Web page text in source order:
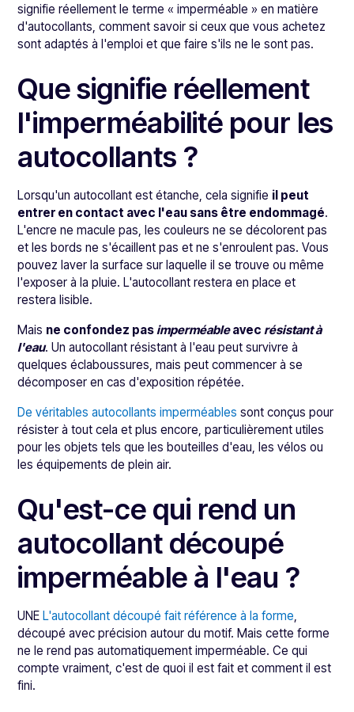
signifie réellement le terme « imperméable » en matière
d'autocollants, comment savoir si ceux que vous achetez
sont adaptés à l'emploi et que faire s'ils ne le sont pas.
Que signifie réellement
l'imperméabilité pour les
autocollants ?
Lorsqu'un autocollant est étanche, cela signifie il peut
entrer en contact avec l'eau sans être endommagé.
L'encre ne macule pas, les couleurs ne se décolorent pas
et les bords ne s'écaillent pas et ne s'enroulent pas. Vous
pouvez laver la surface sur laquelle il se trouve ou même
l'exposer à la pluie. L'autocollant restera en place et
restera lisible.
Mais ne confondez pasimperméableavecrésistant à
l'eau. Un autocollant résistant à l'eau peut survivre à
quelques éclaboussures, mais peut commencer à se
décomposer en cas d'exposition répétée.
De véritables autocollants imperméables sont conçus pour
résister à tout cela et plus encore, particulièrement utiles
pour les objets tels que les bouteilles d'eau, les vélos ou
les équipements de plein air.
Qu'est-ce qui rend un
autocollant découpé
imperméable à l'eau ?
UNEL'autocollant découpé fait référence à la forme,
découpé avec précision autour du motif. Mais cette forme
ne le rend pas automatiquement imperméable. Ce qui
compte vraiment, c'est de quoi il est fait et comment il est
fini.